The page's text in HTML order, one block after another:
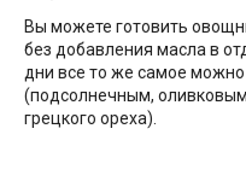
Вы можете готовить
без добавления масла в
дни все то же самое
(подсолнечным,
грецкого ореха).